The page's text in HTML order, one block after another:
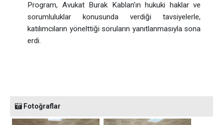
Program, Avukat Burak Kablan’ın hukuki haklar ve
sorumluluklar konusunda verdiği tavsiyelerle,
katılımcıların yönelttiği soruların yanıtlanmasıyla sona
erdi.
Fotoğraflar